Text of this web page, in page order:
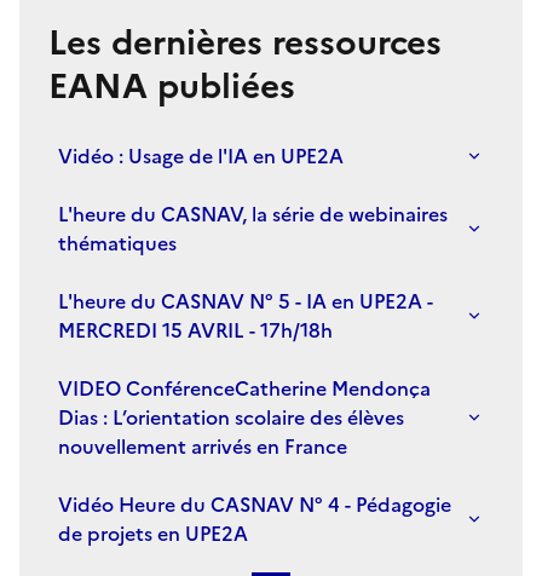
Les dernières ressources
EANA publiées
Vidéo : Usage de l'IA en UPE2A
L'heure du CASNAV, la série de webinaires
thématiques
L'heure du CASNAV N° 5 - IA en UPE2A -
MERCREDI 15 AVRIL - 17h/18h
VIDEO ConférenceCatherine Mendonça
Dias : L’orientation scolaire des élèves
nouvellement arrivés en France
Vidéo Heure du CASNAV N° 4 - Pédagogie
de projets en UPE2A